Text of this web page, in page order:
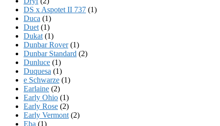
DS x Aspotet II 737 (1)
Duca (1)
Duet (1)
Dukat (1)
Dunbar Rover(1)
Dunbar Standard (2)
Dunluce (1)
Duquesa (1)
e Schwarze (1)
Earlaine (2)
Early Ohio (1)
Early Rose (2)
Early Vermont (2)
Eba (1)